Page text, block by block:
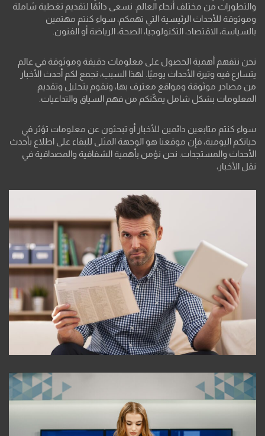
والتطورات من مختلف أنحاء العالم. نسعى دائمًا لتقديم تغطية شاملة
وموثوقة للأحداث الرئيسية التي تهمكم، سواء كنتم مهتمين
بالسياسة، الاقتصاد، التكنولوجيا، الصحة، الرياضة أو الفنون.
نحن نتفهم أهمية الحصول على معلومات دقيقة وموثوقة في عالم
يتسارع فيه وتيرة الأحداث يوميًا. لهذا السبب، نجمع لكم أحدث الأخبار
من مصادر موثوقة ومواقع معترف بها، ونقوم بتحليل وتقديم
المعلومات بشكل شامل يمكّنكم من فهم السياق والتداعيات.
سواء كنتم متابعين دائمين للأخبار أو تبحثون عن معلومات تؤثر في
حياتكم اليومية، فإن موقعنا هو الوجهة المثلى للبقاء على اطلاع بأحدث
الأحداث والمستجدات. نحن نؤمن بأهمية الشفافية والمصداقية في
نقل الأخبار،